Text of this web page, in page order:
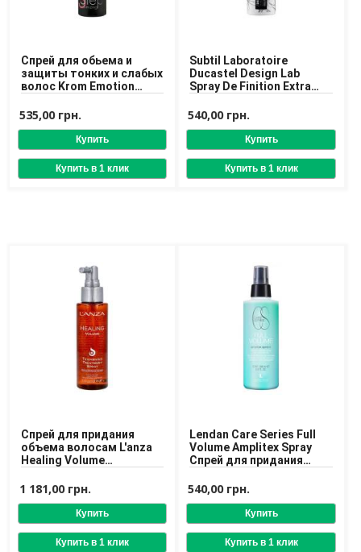
Спрей для обьема и
защиты тонких и слабых
волос Krom Emotion
100 ml
535,00 грн.
Subtil Laboratoire
Ducastel Design Lab
Spray De Finition Extra
экстрасильной
фиксации
540,00 грн.
Спрей для придания
объема волосам L'anza
Healing Volume
Spray 100 ml
1 181,00 грн.
Lendan Care Series Full
Volume Amplitex Spray
Спрей для придания
540,00 грн.